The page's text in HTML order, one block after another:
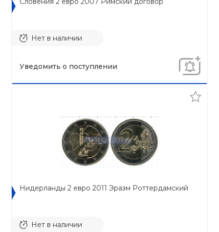
Нет в наличии
Уведомить о поступлении
Нидерланды 2 евро 2011 Эразм Роттердамский
Нет в наличии